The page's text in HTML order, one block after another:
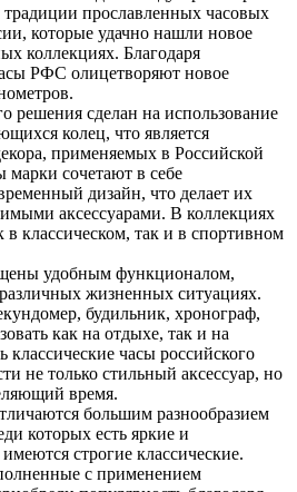
прославленных часовых
которые удачно нашли новое
коллекциях. Благодаря
РФС олицетворяют новое
решения сделан на использование
колец, что является
применяемых в Российской
сочетают в себе
дизайн, что делает их
аксессуарами. В коллекциях
в классическом, так и в спортивном
удобным функционалом,
жизненных ситуациях.
будильник, хронограф,
как на отдыхе, так и на
классические часы российского
не только стильный аксессуар, но
время.
большим разнообразием
которых есть яркие и
строгие классические.
с применением